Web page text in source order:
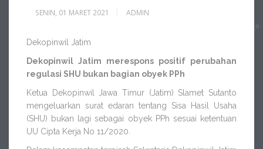
SENIN, 01 MARET 2021 ADMIN
Dekopinwil Jatim
Dekopinwil Jatim merespons positif perubahan
regulasi SHU bukan bagian obyek PPh
Ketua Dekopinwil Jawa Timur (Jatim) Slamet Sutanto
mengeluarkan surat edaran tentang Sisa Hasil Usaha
(SHU) bukan lagi sebagai obyek PPh sesuai ketentuan
UU Cipta Kerja No 11/2020.